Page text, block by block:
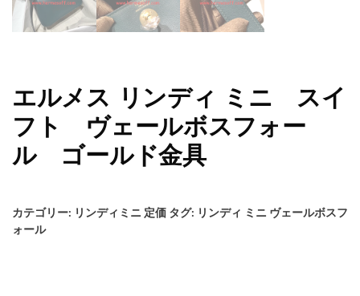
エルメス リンディ ミニ スイ
フト ヴェールボスフォー
ル ゴールド金具
カテゴリー: リンディミニ 定価 タグ: リンディ ミニ ヴェールボスフ
ォール